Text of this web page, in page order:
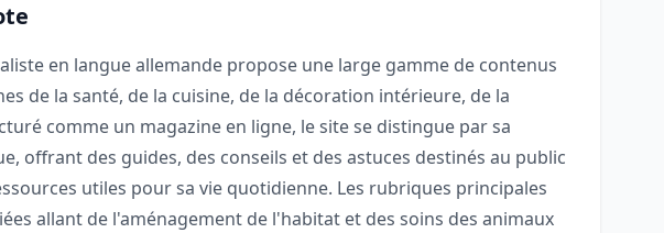
en langue allemande propose une large gamme de contenus
de la santé, de la cuisine, de la décoration intérieure, de la
comme un magazine en ligne, le site se distingue par sa
offrant des guides, des conseils et des astuces destinés au public
utiles pour sa vie quotidienne. Les rubriques principales
allant de l'aménagement de l'habitat et des soins des animaux